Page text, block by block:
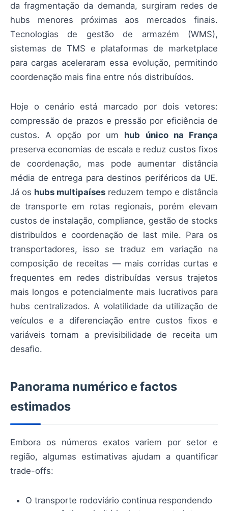
da fragmentação da demanda, surgiram redes de
hubs menores próximas aos mercados finais.
Tecnologias de gestão de armazém (WMS),
sistemas de TMS e plataformas de marketplace
para cargas aceleraram essa evolução, permitindo
coordenação mais fina entre nós distribuídos.
Hoje o cenário está marcado por dois vetores:
compressão de prazos e pressão por eficiência de
custos. A opção por um hub único na França
preserva economias de escala e reduz custos fixos
de coordenação, mas pode aumentar distância
média de entrega para destinos periféricos da UE.
Já os hubs multipaíses reduzem tempo e distância
de transporte em rotas regionais, porém elevam
custos de instalação, compliance, gestão de stocks
distribuídos e coordenação de last mile. Para os
transportadores, isso se traduz em variação na
composição de receitas — mais corridas curtas e
frequentes em redes distribuídas versus trajetos
mais longos e potencialmente mais lucrativos para
hubs centralizados. A volatilidade da utilização de
veículos e a diferenciação entre custos fixos e
variáveis tornam a previsibilidade de receita um
desafio.
Panorama numérico e factos
estimados
Embora os números exatos variem por setor e
região, algumas estimativas ajudam a quantificar
trade-offs:
O transporte rodoviário continua respondendo